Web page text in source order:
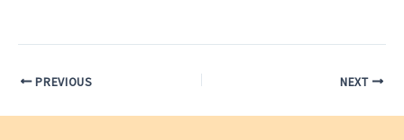
PREVIOUS NEXT